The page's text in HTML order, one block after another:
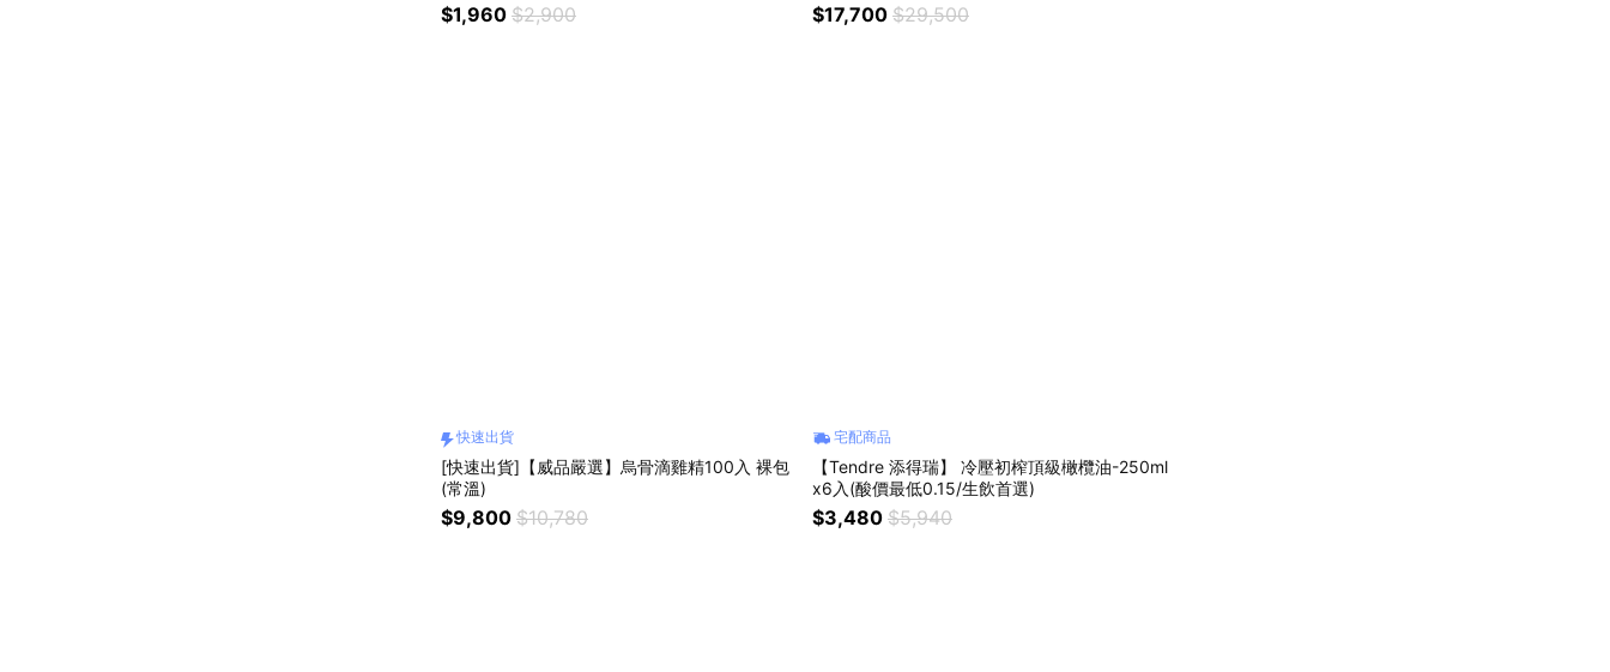
$1,960 $2,900 $17,700 $29,500
快速出貨
[快速出貨]【威品嚴選】烏骨滴雞精100入 裸包
(常溫)
$9,800 $10,780
宅配商品
【Tendre 添得瑞】 冷壓初榨頂級橄欖油-250ml
x6入(酸價最低0.15/生飲首選)
$3,480 $5,940